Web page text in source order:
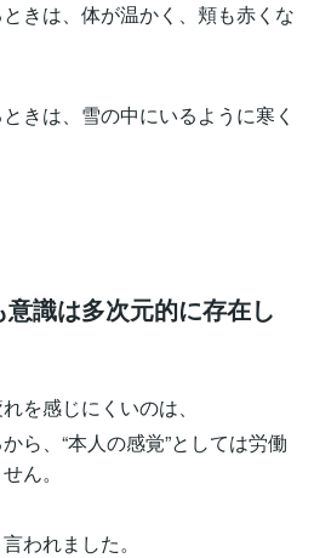
きは、体が温かく、頬も赤くな
きは、雪の中にいるように寒く
識は多次元的に存在し
を感じにくいのは、
ら、“本人の感覚”としては労働
ん。
われました。